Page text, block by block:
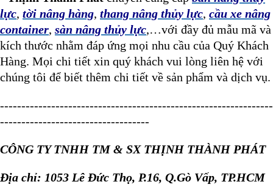
lực, tời nâng hàng, thang nâng thủy lực, cầu xe nâng
container, sàn nâng thủy lực,…với đầy đủ mẫu mã và
kích thước nhằm đáp ứng mọi nhu cầu của Quý Khách
Hàng. Mọi chi tiết xin quý khách vui lòng liên hệ với
chúng tôi để biết thêm chi tiết về sản phẩm và dịch vụ.
----------------------------------------------------------------
-----------------------------------
CÔNG TY TNHH TM & SX THỊNH THÀNH PHÁT
Địa chỉ: 1053 Lê Đức Thọ, P.16, Q.Gò Vấp, TP.HCM